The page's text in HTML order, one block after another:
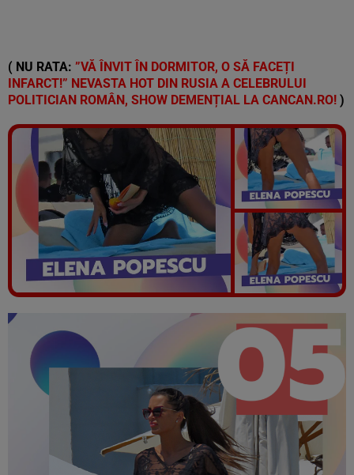
( NU RATA: ”VĂ ÎNVIT ÎN DORMITOR, O SĂ FACEȚI
INFARCT!” NEVASTA HOT DIN RUSIA A CELEBRULUI
POLITICIAN ROMÂN, SHOW DEMENȚIAL LA CANCAN.RO! )
Vezi galeria foto
41 poze